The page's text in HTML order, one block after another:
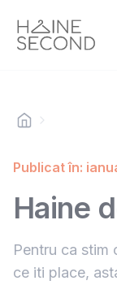
Publicat în:
Haine
Pentru ca stim
ce iti place,